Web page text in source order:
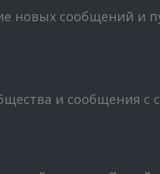
новых сообщений и
и сообщения с